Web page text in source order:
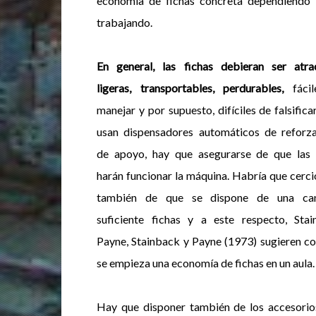
trabajando.
En general, las fichas debieran ser
ligeras, transportables, perdurables,
manejar y por supuesto, difíciles de
usan dispensadores automáticos de
de apoyo, hay que asegurarse de que las
harán funcionar la máquina. Habría que
también de que se dispone de una
suficiente fichas y a este respecto,
Payne, Stainback y Payne (1973) sugieren
se empieza una economía de fichas en un aula.
Hay que disponer también de los